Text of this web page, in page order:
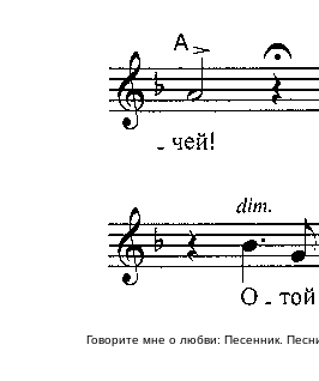
Говорите мне о любви: Песенник.